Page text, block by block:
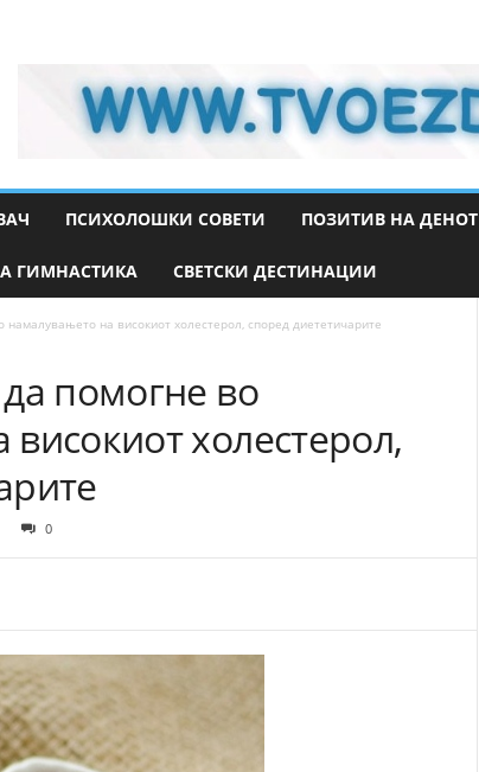
ПСИХОЛОШКИ СОВЕТИ ПОЗИТИВ НА ДЕНОТ
ГИМНАСТИКА СВЕТСКИ ДЕСТИНАЦИИ
на високиот холестерол, според диететичарите
помогне во
холестерол,
0